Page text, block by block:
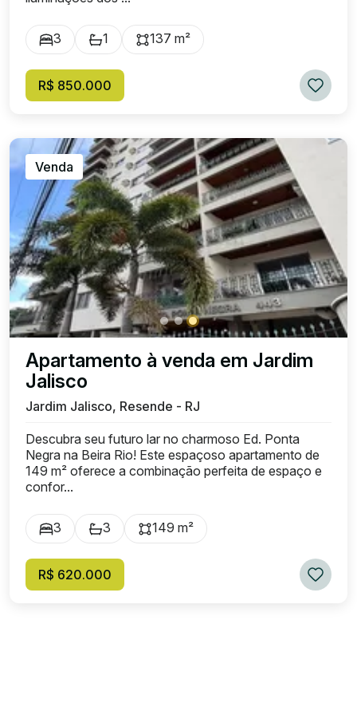
3 1 137 m²
R$ 850.000
Venda
Apartamento à venda em Jardim
Jalisco
Jardim Jalisco, Resende - RJ
Descubra seu futuro lar no charmoso Ed. Ponta
Negra na Beira Rio! Este espaçoso apartamento de
149 m² oferece a combinação perfeita de espaço e
confor...
3 3 149 m²
R$ 620.000